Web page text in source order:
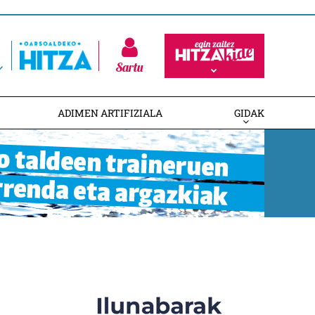
Sartu
ADIMEN ARTIFIZIALA GIDAK